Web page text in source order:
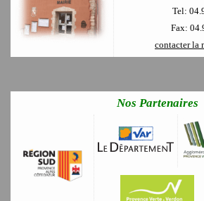
Tel:
Fax:
contacter la
Nos Partenaires